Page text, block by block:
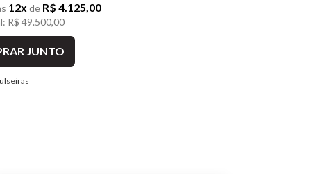
12x de R$ 4.125,00
R$ 49.500,00
JUNTO